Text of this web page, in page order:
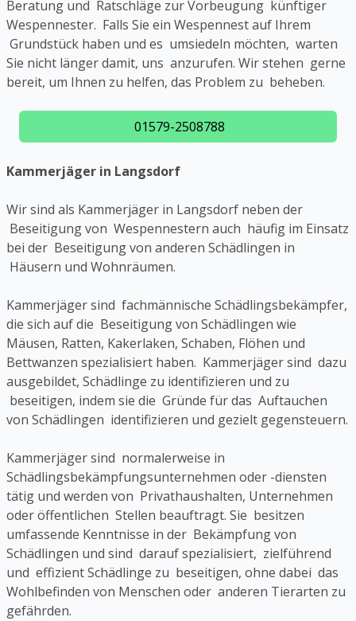
Beratung und Ratschläge zur Vorbeugung künftiger
Wespennester. Falls Sie ein Wespennest auf Ihrem
Grundstück haben und es umsiedeln möchten, warten
Sie nicht länger damit, uns anzurufen. Wir stehen gerne
bereit, um Ihnen zu helfen, das Problem zu beheben.
01579-2508788
Kammerjäger in Langsdorf
Wir sind als Kammerjäger in Langsdorf neben der
Beseitigung von Wespennestern auch häufig im Einsatz
bei der Beseitigung von anderen Schädlingen in
Häusern und Wohnräumen.
Kammerjäger sind fachmännische Schädlingsbekämpfer,
die sich auf die Beseitigung von Schädlingen wie
Mäusen, Ratten, Kakerlaken, Schaben, Flöhen und
Bettwanzen spezialisiert haben. Kammerjäger sind dazu
ausgebildet, Schädlinge zu identifizieren und zu
beseitigen, indem sie die Gründe für das Auftauchen
von Schädlingen identifizieren und gezielt gegensteuern.
Kammerjäger sind normalerweise in
Schädlingsbekämpfungsunternehmen oder -diensten
tätig und werden von Privathaushalten, Unternehmen
oder öffentlichen Stellen beauftragt. Sie besitzen
umfassende Kenntnisse in der Bekämpfung von
Schädlingen und sind darauf spezialisiert, zielführend
und effizient Schädlinge zu beseitigen, ohne dabei das
Wohlbefinden von Menschen oder anderen Tierarten zu
gefährden.